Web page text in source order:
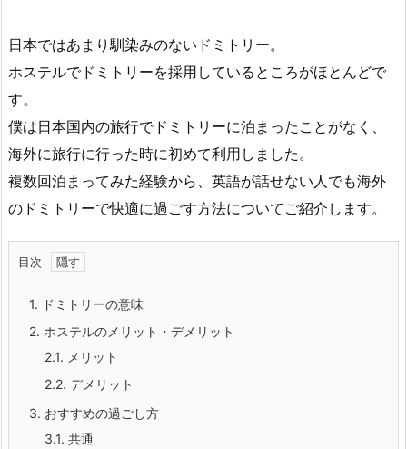
日本ではあまり馴染みのないドミトリー。
ホステルでドミトリーを採用しているところがほとんどで
す。
僕は日本国内の旅行でドミトリーに泊まったことがなく、
海外に旅行に行った時に初めて利用しました。
複数回泊まってみた経験から、英語が話せない人でも海外
のドミトリーで快適に過ごす方法についてご紹介します。
目次
1. ドミトリーの意味
2. ホステルのメリット・デメリット
2.1. メリット
2.2. デメリット
3. おすすめの過ごし方
3.1. 共通